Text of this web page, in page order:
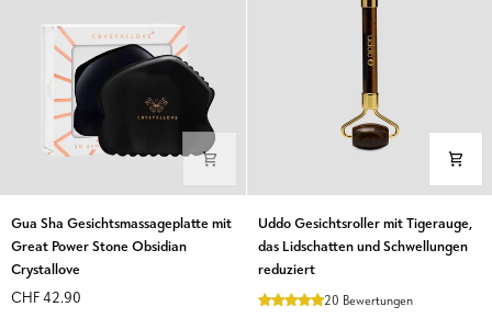
Gua
Sha
Gesichtsmassageplatte
mit
Great
Gua Sha Gesichtsmassageplatte mit
Great Power Stone Obsidian
Crystallove
CHF 42.90
Uddo
Gesichtsroller
mit
das
Uddo Gesichtsroller mit Tigerauge,
das Lidschatten und Schwellungen
reduziert
20 Bewertungen